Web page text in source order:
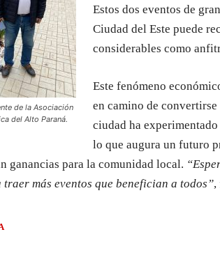
de la Asociación
del Alto Paraná.
Estos dos eventos de
Ciudad del Este puede
considerables como
Este fenómeno
en camino de
ciudad ha
lo que augura un futuro
ganancias para la comunidad local.
más eventos que benefician a todos”,